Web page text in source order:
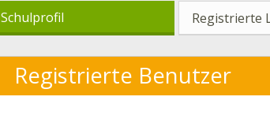
Schulprofil Registrierte
Registrierte Benutzer